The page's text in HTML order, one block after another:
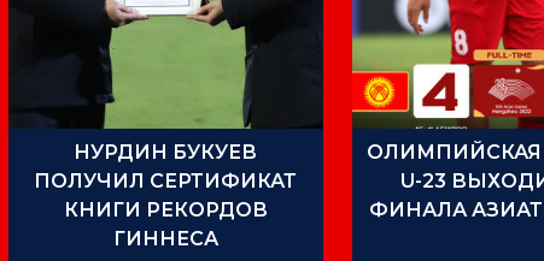
НУРДИН БУКУЕВ
ПОЛУЧИЛ СЕРТИФИКАТ
КНИГИ РЕКОРДОВ
ГИННЕСА
ОЛИМПИЙСКАЯ
U-23
ФИНАЛА